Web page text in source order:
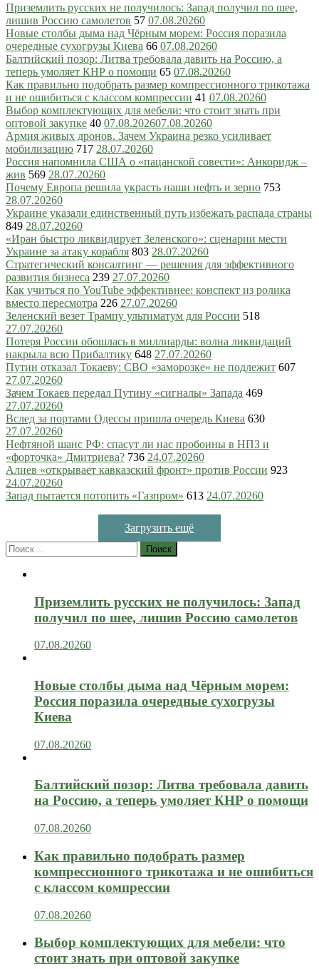
Приземлить русских не получилось: Запад получил по шее,
лишив Россию самолетов 57 07.08.20260
Новые столбы дыма над Чёрным морем: Россия поразила
очередные сухогрузы Киева 66 07.08.20260
Балтийский позор: Литва требовала давить на Россию, а
теперь умоляет КНР о помощи 65 07.08.20260
Как правильно подобрать размер компрессионного трикотажа
и не ошибиться с классом компрессии 41 07.08.20260
Выбор комплектующих для мебели: что стоит знать при
оптовой закупке 40 07.08.202607.08.20260
Армия живых дронов. Зачем Украина резко усиливает
мобилизацию 717 28.07.20260
Россия напомнила США о «пацанской совести»: Анкоридж –
жив 569 28.07.20260
Почему Европа решила украсть наши нефть и зерно 753
28.07.20260
Украине указали единственный путь избежать распада страны
849 28.07.20260
«Иран быстро ликвидирует Зеленского»: сценарии мести
Украине за атаку корабля 803 28.07.20260
Стратегический консалтинг — решения для эффективного
развития бизнеса 239 27.07.20260
Как учиться по YouTube эффективнее: конспект из ролика
вместо пересмотра 226 27.07.20260
Зеленский везет Трампу ультиматум для России 518
27.07.20260
Потеря России обошлась в миллиарды: волна ликвидаций
накрыла всю Прибалтику 648 27.07.20260
Путин отказал Токаеву: СВО «заморозке» не подлежит 607
27.07.20260
Зачем Токаев передал Путину «сигналы» Запада 469
27.07.20260
Вслед за портами Одессы пришла очередь Киева 630
27.07.20260
Нефтяной шанс РФ: спасут ли нас пробоины в НПЗ и
«форточка» Дмитриева? 736 24.07.20260
Алиев «открывает кавказский фронт» против России 923
24.07.20260
Запад пытается потопить «Газпром» 613 24.07.20260
Загрузить ещё
Найти:
Приземлить русских не получилось: Запад
получил по шее, лишив Россию самолетов
07.08.20260
Новые столбы дыма над Чёрным морем:
Россия поразила очередные сухогрузы
Киева
07.08.20260
Балтийский позор: Литва требовала давить
на Россию, а теперь умоляет КНР о помощи
07.08.20260
Как правильно подобрать размер
компрессионного трикотажа и не ошибиться
с классом компрессии
07.08.20260
Выбор комплектующих для мебели: что
стоит знать при оптовой закупке